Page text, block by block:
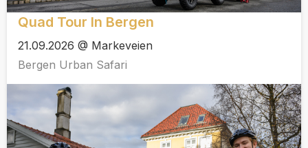
Quad Tour In Bergen
21.09.2026 @ Markeveien
Bergen Urban Safari